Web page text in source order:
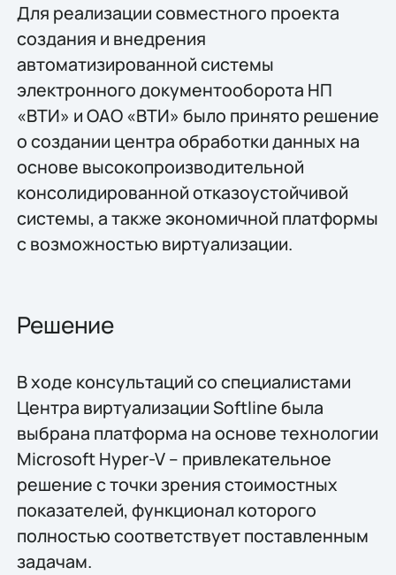
Для реализации совместного проекта
создания и внедрения
автоматизированной системы
электронного документооборота НП
«ВТИ» и ОАО «ВТИ» было принято решение
о создании центра обработки данных на
основе высокопроизводительной
консолидированной отказоустойчивой
системы, а также экономичной платформы
с возможностью виртуализации.
Решение
В ходе консультаций со специалистами
Центра виртуализации Softline была
выбрана платформа на основе технологии
Microsoft Hyper-V – привлекательное
решение с точки зрения стоимостных
показателей, функционал которого
полностью соответствует поставленным
задачам.